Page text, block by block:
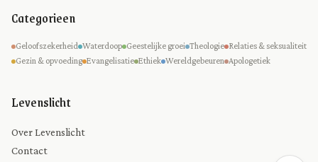
Categorieen
Geloofszekerheid Waterdoop Geestelijke groei Theologie Relaties & seksualiteit
Gezin & opvoeding Evangelisatie Ethiek Wereldgebeuren Apologetiek
Levenslicht
Over Levenslicht
Contact